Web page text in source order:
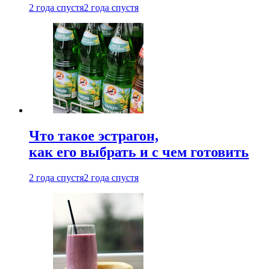
2 года спустя2 года спустя
Что такое эстрагон,
как его выбрать и с чем готовить
2 года спустя2 года спустя